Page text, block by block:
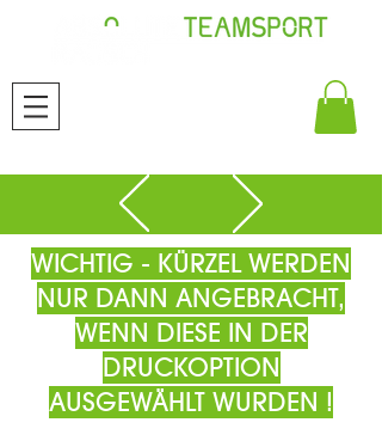
WICHTIG - KÜRZEL WERDEN
NUR DANN ANGEBRACHT,
WENN DIESE IN DER
DRUCKOPTION
AUSGEWÄHLT WURDEN !